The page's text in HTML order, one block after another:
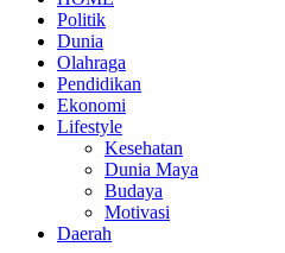
Politik
Dunia
Olahraga
Pendidikan
Ekonomi
Lifestyle
Kesehatan
Dunia Maya
Budaya
Motivasi
Daerah